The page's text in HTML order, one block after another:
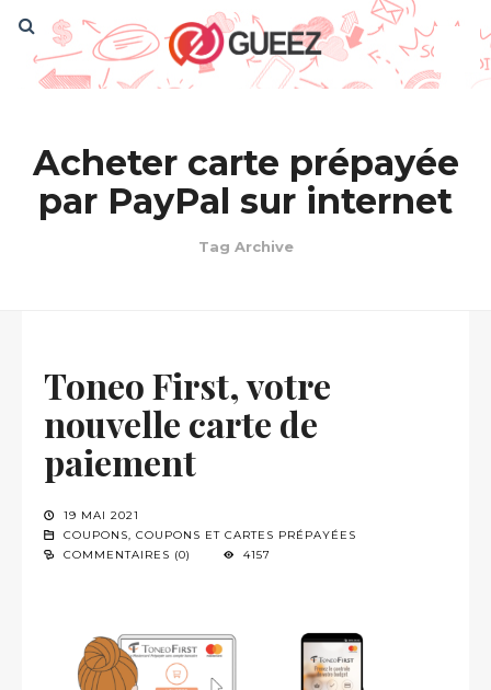
Acheter carte prépayée
par PayPal sur internet
Tag Archive
Toneo First, votre
nouvelle carte de
paiement
19 MAI 2021
COUPONS, COUPONS ET CARTES PRÉPAYÉES
COMMENTAIRES (0)
4157